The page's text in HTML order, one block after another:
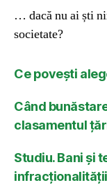
… dacă nu ai ști
societate?
Ce povești
Când
clasamentul
Studiu. Bani și
infracționalității